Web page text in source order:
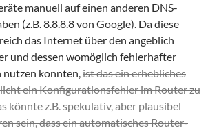
manuell auf einen anderen DNS-
(z.B. 8.8.8.8 von Google). Da diese
das Internet über den angeblich
und dessen womöglich fehlerhafter
konnten,ist das ein erhebliches
ein Konfigurationsfehler im Router zu
könnte z.B. spekulativ, aber plausibel
sein, dass ein automatisches Router-